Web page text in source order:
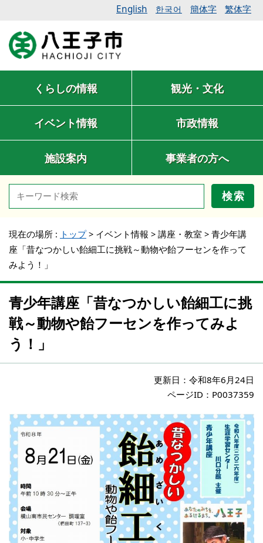
English 한국어 簡体字 繁体字
くらしの情報 観光・文化
イベント情報 市政情報
施設案内 事業者の方へ
検索
現在の場所 : トップ> イベント情報 > 講座・教室 > 青少年講
座「昔なつかしい飴細工に挑戦～動物や飴フーセンを作って
みよう！」
青少年講座「昔なつかしい飴細工に挑
戦～動物や飴フーセンを作ってみよ
う！」
更新日： 令和8年6月24日
ページID：P0037359